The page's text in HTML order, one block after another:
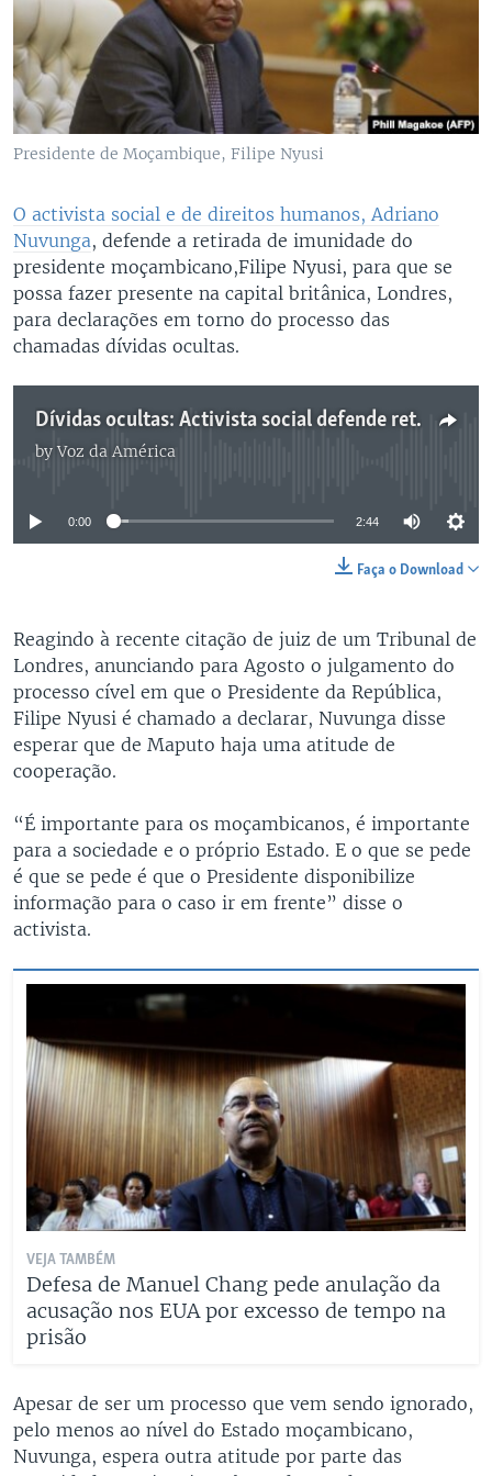
Presidente de Moçambique, Filipe Nyusi
O activista social e de direitos humanos, Adriano
Nuvunga, defende a retirada de imunidade do
presidente moçambicano,Filipe Nyusi, para que se
possa fazer presente na capital britânica, Londres,
para declarações em torno do processo das
chamadas dívidas ocultas.
Dívidas ocultas: Activista social defende retirada de imunidade para Nyusi responder em Londres
byVoz da América
No media source currently available
0:00 2:44
Faça o Download
Reagindo à recente citação de juiz de um Tribunal de
Londres, anunciando para Agosto o julgamento do
processo cível em que o Presidente da República,
Filipe Nyusi é chamado a declarar, Nuvunga disse
esperar que de Maputo haja uma atitude de
cooperação.
“É importante para os moçambicanos, é importante
para a sociedade e o próprio Estado. E o que se pede
é que se pede é que o Presidente disponibilize
informação para o caso ir em frente” disse o
activista.
VEJA TAMBÉM
Defesa de Manuel Chang pede anulação da
acusação nos EUA por excesso de tempo na
prisão
Apesar de ser um processo que vem sendo ignorado,
pelo menos ao nível do Estado moçambicano,
Nuvunga, espera outra atitude por parte das